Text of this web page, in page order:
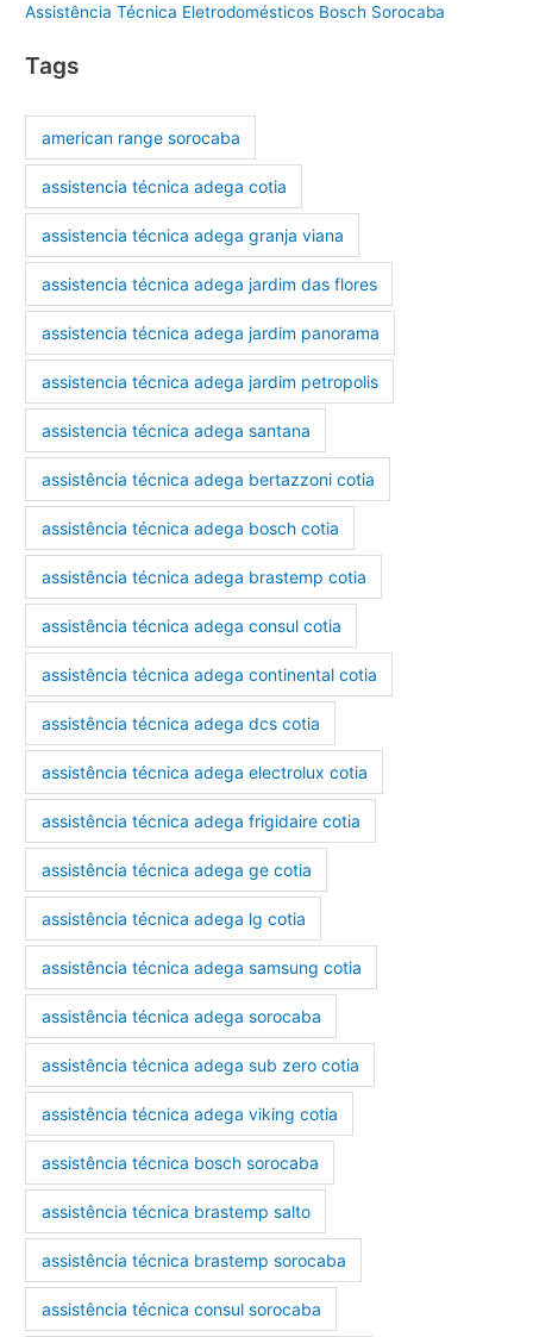
Assistência Técnica Eletrodomésticos Bosch Sorocaba
Tags
american range sorocaba
assistencia técnica adega cotia
assistencia técnica adega granja viana
assistencia técnica adega jardim das flores
assistencia técnica adega jardim panorama
assistencia técnica adega jardim petropolis
assistencia técnica adega santana
assistência técnica adega bertazzoni cotia
assistência técnica adega bosch cotia
assistência técnica adega brastemp cotia
assistência técnica adega consul cotia
assistência técnica adega continental cotia
assistência técnica adega dcs cotia
assistência técnica adega electrolux cotia
assistência técnica adega frigidaire cotia
assistência técnica adega ge cotia
assistência técnica adega lg cotia
assistência técnica adega samsung cotia
assistência técnica adega sorocaba
assistência técnica adega sub zero cotia
assistência técnica adega viking cotia
assistência técnica bosch sorocaba
assistência técnica brastemp salto
assistência técnica brastemp sorocaba
assistência técnica consul sorocaba